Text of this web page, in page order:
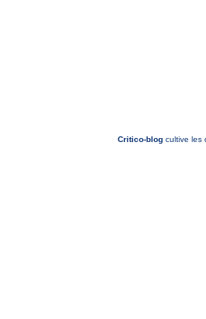
Critico-blog cultive les